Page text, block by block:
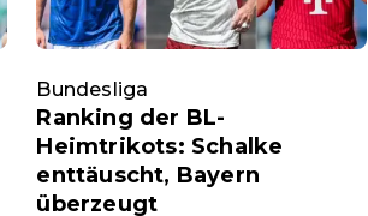
Bundesliga
Ranking der BL-
Heimtrikots: Schalke
enttäuscht, Bayern
überzeugt